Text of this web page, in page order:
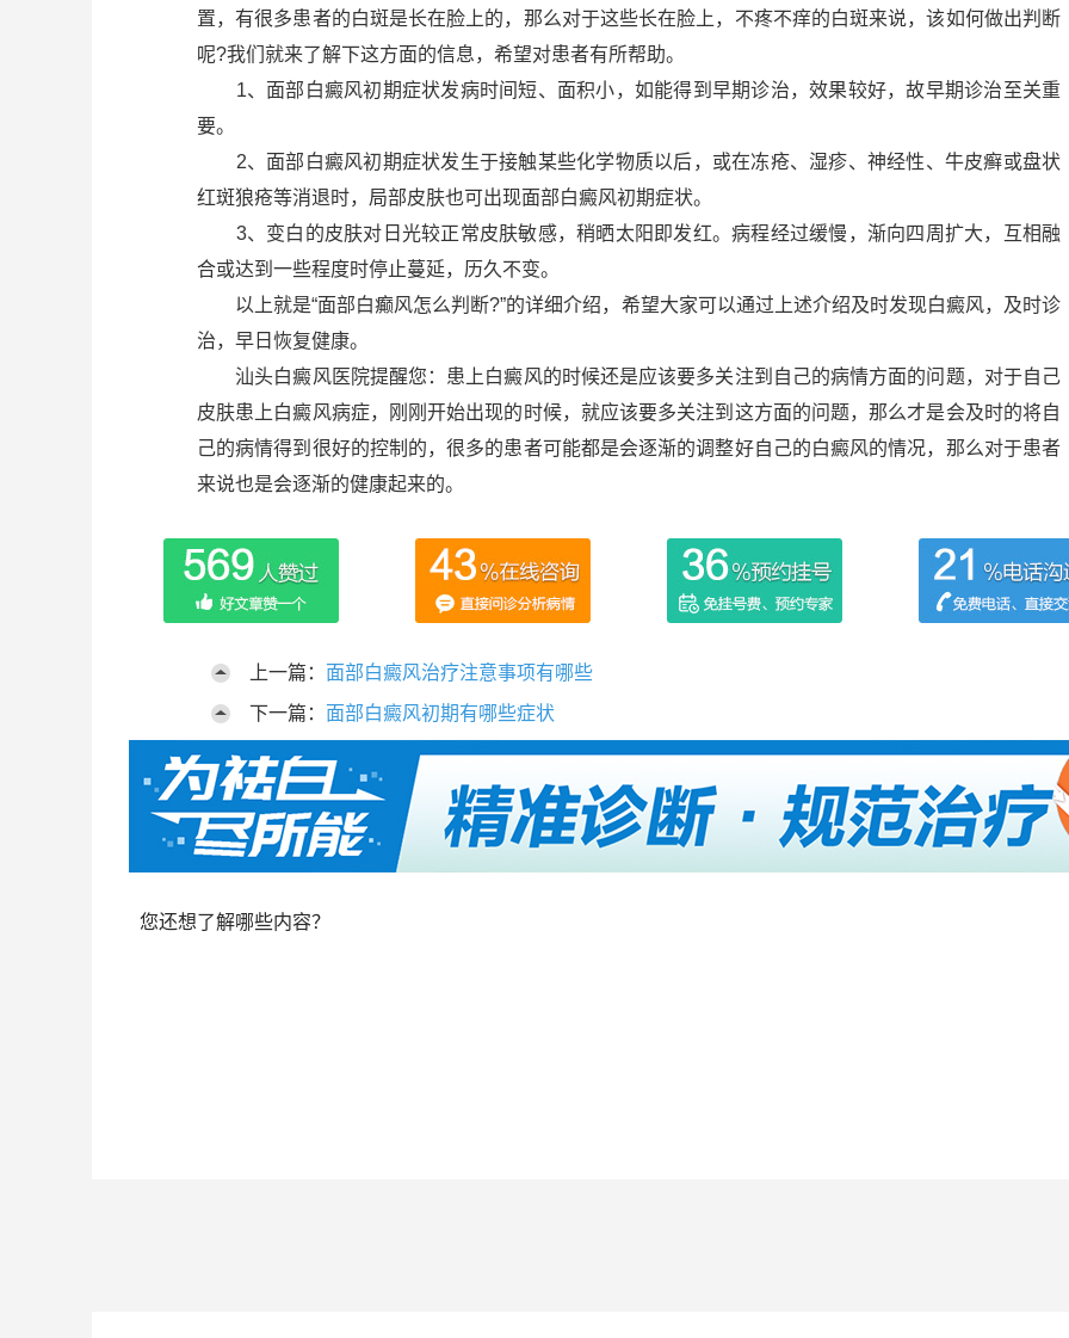
置，有很多患者的白斑是长在脸上的，那么对于这些长在脸上，不疼不痒的白斑来说，该如何做出判断
呢?我们就来了解下这方面的信息，希望对患者有所帮助。
1、面部白癜风初期症状发病时间短、面积小，如能得到早期诊治，效果较好，故早期诊治至关重
要。
2、面部白癜风初期症状发生于接触某些化学物质以后，或在冻疮、湿疹、神经性、牛皮癣或盘状
红斑狼疮等消退时，局部皮肤也可出现面部白癜风初期症状。
3、变白的皮肤对日光较正常皮肤敏感，稍晒太阳即发红。病程经过缓慢，渐向四周扩大，互相融
合或达到一些程度时停止蔓延，历久不变。
以上就是“面部白癫风怎么判断?”的详细介绍，希望大家可以通过上述介绍及时发现白癜风，及时诊
治，早日恢复健康。
汕头白癜风医院提醒您：患上白癜风的时候还是应该要多关注到自己的病情方面的问题，对于自己
皮肤患上白癜风病症，刚刚开始出现的时候，就应该要多关注到这方面的问题，那么才是会及时的将自
己的病情得到很好的控制的，很多的患者可能都是会逐渐的调整好自己的白癜风的情况，那么对于患者
来说也是会逐渐的健康起来的。
上一篇： 面部白癜风治疗注意事项有哪些
下一篇： 面部白癜风初期有哪些症状
您还想了解哪些内容？